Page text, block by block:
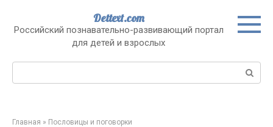
контенту
Dettext.com
Российский познавательно-развивающий портал
для детей и взрослых
Поиск:
Главная » Пословицы и поговорки